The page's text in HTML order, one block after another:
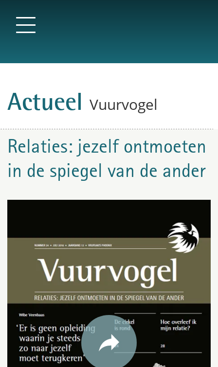
Actueel Vuurvogel
Relaties: jezelf ontmoeten
in de spiegel van de ander